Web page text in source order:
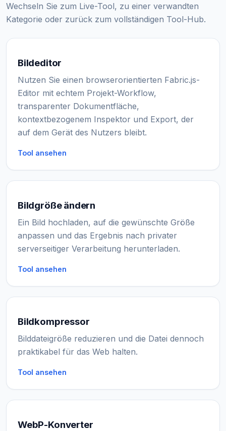
Wechseln Sie zum Live-Tool, zu einer verwandten
Kategorie oder zurück zum vollständigen Tool-Hub.
Bildeditor
Nutzen Sie einen browserorientierten Fabric.js-
Editor mit echtem Projekt-Workflow,
transparenter Dokumentfläche,
kontextbezogenem Inspektor und Export, der
auf dem Gerät des Nutzers bleibt.
Tool ansehen
Bildgröße ändern
Ein Bild hochladen, auf die gewünschte Größe
anpassen und das Ergebnis nach privater
serverseitiger Verarbeitung herunterladen.
Tool ansehen
Bildkompressor
Bilddateigröße reduzieren und die Datei dennoch
praktikabel für das Web halten.
Tool ansehen
WebP-Konverter